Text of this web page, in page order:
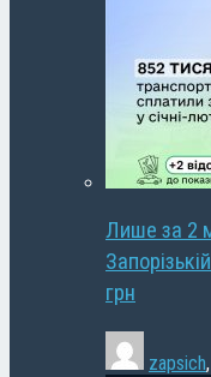
Лише за 2
грн
zapsich,